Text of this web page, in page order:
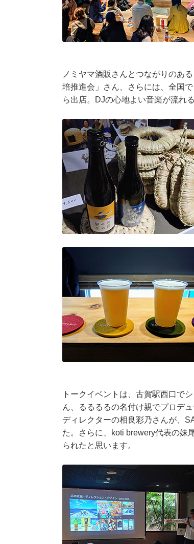
ノミヤマ酒販さんとつながりのあ
培推進会」さん、さらには、全国
ら出店。DJの心地よい音楽が流れ
トークイベントは、古賀駅西口で
ん、るるるるの名付け親でプロデ
ディレクターの相良彩乃さんが、
た。さらに、koti brewery代表の妹
られたと思います。